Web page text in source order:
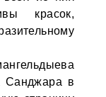
красок,
Санджара в